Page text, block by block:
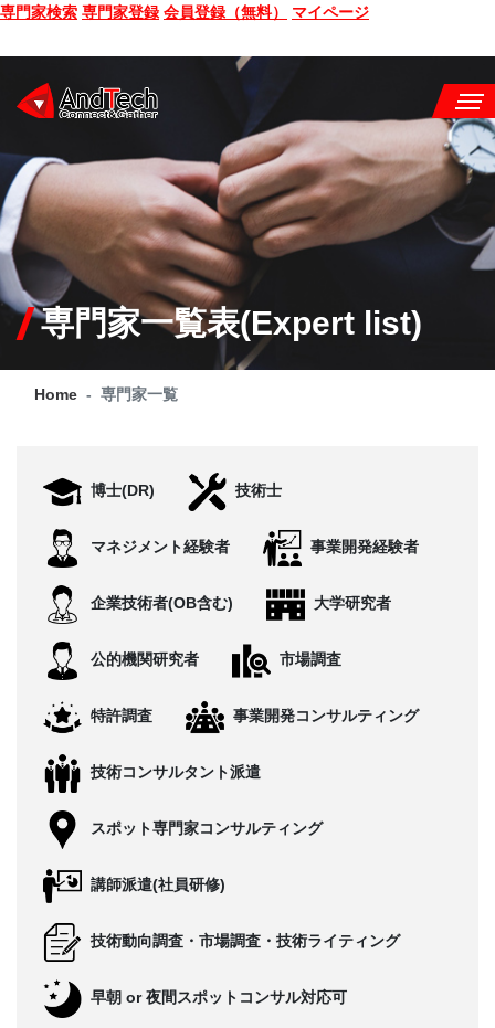
専門家検索 専門家登録 会員登録（無料） マイページ
SEMINAR
BOOK
CONSULTING
SERVICE
Q&A
CONTACT
専門家一覧表(Expert list)
Home 専門家一覧
博士(DR) 技術士
マネジメント経験者 事業開発経験者
企業技術者(OB含む) 大学研究者
公的機関研究者 市場調査
特許調査 事業開発コンサルティング
技術コンサルタント派遣
スポット専門家コンサルティング
講師派遣(社員研修)
技術動向調査・市場調査・技術ライティング
早朝 or 夜間スポットコンサル対応可